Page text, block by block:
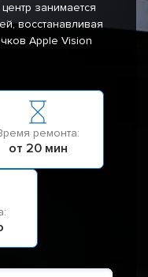
занимается
восстанавливая
Apple Vision
ремонта:
от 20 мин